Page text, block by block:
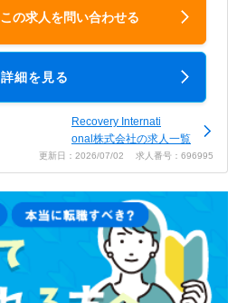
この求人を問い合わせる
詳細を見る
Recovery Internati
onal株式会社の求人一覧
更新日：2026/07/02 求人番号：696995